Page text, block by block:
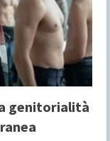
genitorialità